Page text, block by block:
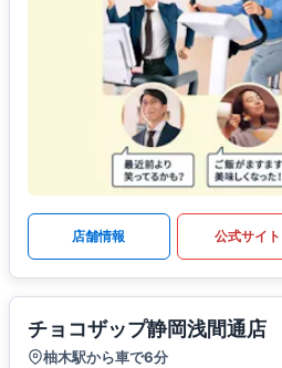
店舗情報 公式サイト
チョコザップ静岡浅間通店
柚木駅から車で6分